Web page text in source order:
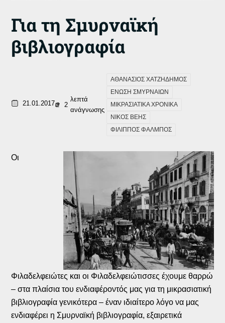
Για τη Σμυρναϊκή
βιβλιογραφία
21.01.2017 2
λεπτά
ανάγνωσης
ΑΘΑΝΑΣΙΟΣ ΧΑΤΖΗΔΗΜΟΣ
ΕΝΩΣΗ ΣΜΥΡΝΑΙΩΝ
ΜΙΚΡΑΣΙΑΤΙΚΑ ΧΡΟΝΙΚΑ
ΝΙΚΟΣ ΒΕΗΣ
ΦΙΛΙΠΠΟΣ ΦΑΛΜΠΟΣ
Οι
Φιλαδελφειώτες και οι Φιλαδελφειώτισσες έχουμε θαρρώ
– στα πλαίσια του ενδιαφέροντός μας για τη μικρασιατική
βιβλιογραφία γενικότερα – έναν ιδιαίτερο λόγο να μας
ενδιαφέρει η Σμυρναϊκή βιβλιογραφία, εξαιρετικά